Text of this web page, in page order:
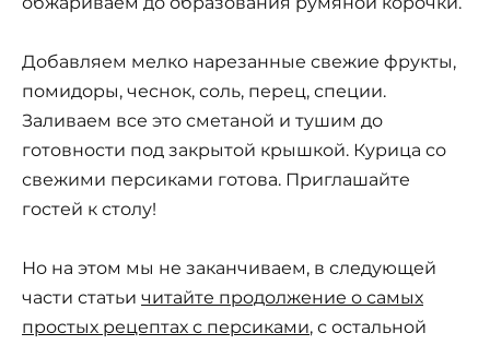
Добавляем мелко нарезанные свежие фрукты,
помидоры, чеснок, соль, перец, специи.
Заливаем все это сметаной и тушим до
готовности под закрытой крышкой. Курица со
свежими персиками готова. Приглашайте
гостей к столу!
Но на этом мы не заканчиваем, в следующей
части статьи читайте продолжение о самых
простых рецептах с персиками, с остальной